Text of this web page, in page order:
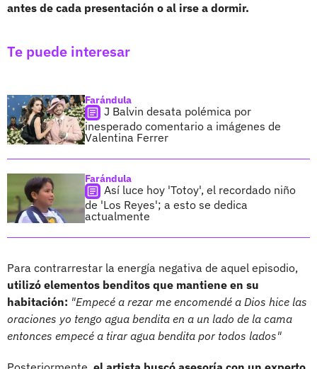
antes de cada presentación o al irse a dormir.
Te puede interesar
Farándula
J Balvin desata polémica por
inesperado comentario a imágenes de
Valentina Ferrer
Farándula
Así luce hoy 'Totoy', el recordado niño
de 'Los Reyes'; a esto se dedica
actualmente
Para contrarrestar la energía negativa de aquel episodio,
utilizó elementos benditos que mantiene en su
habitación: "Empecé a rezar me encomendé a Dios hice las
oraciones yo tengo agua bendita en a un lado de la cama
entonces empecé a tirar agua bendita por todos lados"